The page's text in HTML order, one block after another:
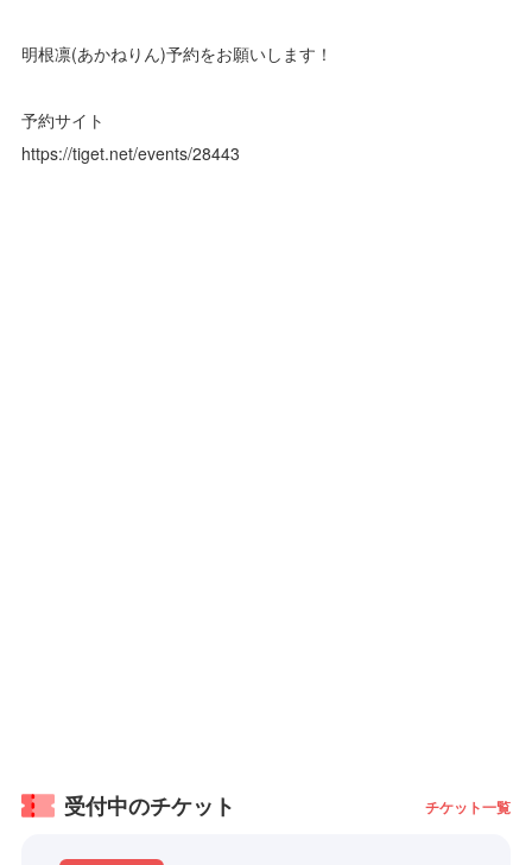
明根凛(あかねりん)予約をお願いします！
予約サイト
https://tiget.net/events/28443
受付中のチケット チケット一覧